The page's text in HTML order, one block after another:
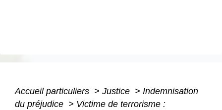
Accueil particuliers > Justice > Indemnisation
du préjudice > Victime de terrorisme :